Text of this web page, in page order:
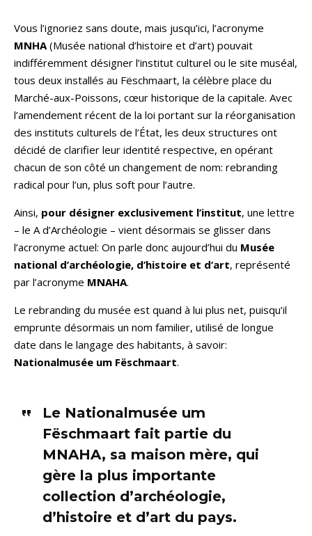
Vous l’ignoriez sans doute, mais jusqu’ici, l’acronyme
MNHA (Musée national d’histoire et d’art) pouvait
indifféremment désigner l’institut culturel ou le site muséal,
tous deux installés au Fëschmaart, la célèbre place du
Marché-aux-Poissons, cœur historique de la capitale. Avec
l’amendement récent de la loi portant sur la réorganisation
des instituts culturels de l’État, les deux structures ont
décidé de clarifier leur identité respective, en opérant
chacun de son côté un changement de nom: rebranding
radical pour l’un, plus soft pour l’autre.
Ainsi, pour désigner exclusivement l’institut, une lettre
– le A d’Archéologie – vient désormais se glisser dans
l’acronyme actuel: On parle donc aujourd’hui du Musée
national d’archéologie, d’histoire et d’art, représenté
par l’acronyme MNAHA.
Le rebranding du musée est quand à lui plus net, puisqu’il
emprunte désormais un nom familier, utilisé de longue
date dans le langage des habitants, à savoir:
Nationalmusée um Fëschmaart.
Le Nationalmusée um
Fëschmaart fait partie du
MNAHA, sa maison mère, qui
gère la plus importante
collection d’archéologie,
d’histoire et d’art du pays.